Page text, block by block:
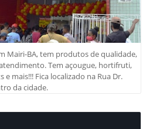
Mairi-BA, tem produtos de qualidade,
Tem açougue, hortifruti,
mais!!! Fica localizado na Rua Dr.
da cidade.